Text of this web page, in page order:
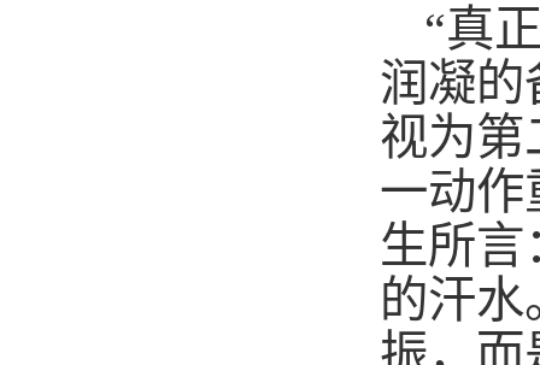
“真
润凝的
视为第
一动作
生所言
的汗水